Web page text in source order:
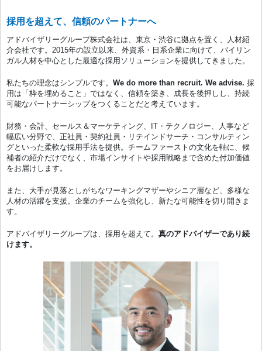
採用を超えて、信頼のパートナーへ
アドバイザリーグループ株式会社は、東京・渋谷に拠点を置く、人材紹
介会社です。2015年の設立以来、外資系・日系企業に向けて、バイリン
ガル人材を中心とした最適な採用ソリューションを提供してきました。
私たちの理念はシンプルです。 We do more than recruit. We advise. 採
用は「枠を埋めること」ではなく、信頼を築き、成長を後押しし、持続
可能なパートナーシップをつくることだと考えています。
財務・会計、セールス＆マーケティング、IT・テクノロジー、人事など
幅広い分野で、正社員・契約社員・リテインドサーチ・コンサルティン
グといった柔軟な採用手法を提供。チームファーストの文化を軸に、候
補者の紹介だけでなく、市場インサイトや採用戦略まで含めた付加価値
をお届けします。
また、大手が見落としがちなワーキングマザーやシニア層など、多様な
人材の活躍を支援。企業のチームを強化し、新たな可能性を切り開きま
す。
アドバイザリーグループは、採用を超えて。 真のアドバイザーであり続
けます。